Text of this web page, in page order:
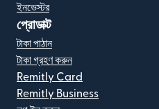
ইনভেস্টর
প্রোডাক্ট
টাকা পাঠান
টাকা গ্রহণ করুন
Remitly Card
Remitly Business